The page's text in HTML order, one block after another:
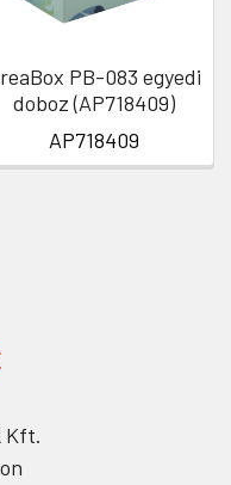
PB-083 egyedi
doboz (AP718409)
AP718409
Kft.